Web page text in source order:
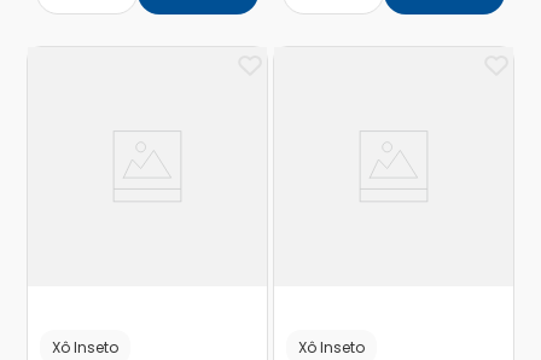
Xô Inseto Xô Inseto